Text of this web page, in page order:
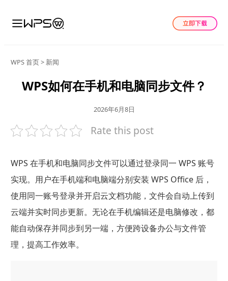
WPS 首页> 新闻
WPS如何在手机和电脑同步文件？
2026年6月8日
Rate this post
WPS 在手机和电脑同步文件可以通过登录同一 WPS 账号
实现。用户在手机端和电脑端分别安装 WPS Office 后，
使用同一账号登录并开启云文档功能，文件会自动上传到
云端并实时同步更新。无论在手机编辑还是电脑修改，都
能自动保存并同步到另一端，方便跨设备办公与文件管
理，提高工作效率。